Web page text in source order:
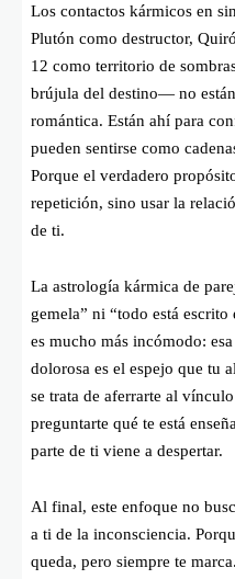
Los contactos kármicos en
Plutón como destructor,
12 como territorio de
brújula del destino— no
romántica. Están ahí para
pueden sentirse como
Porque el verdadero
repetición, sino usar la
de ti.
La astrología kármica de
gemela” ni “todo está
es mucho más incómodo:
dolorosa es el espejo que tu
se trata de aferrarte al
preguntarte qué te está
parte de ti viene a despertar.
Al final, este enfoque no
a ti de la inconsciencia.
queda, pero siempre te